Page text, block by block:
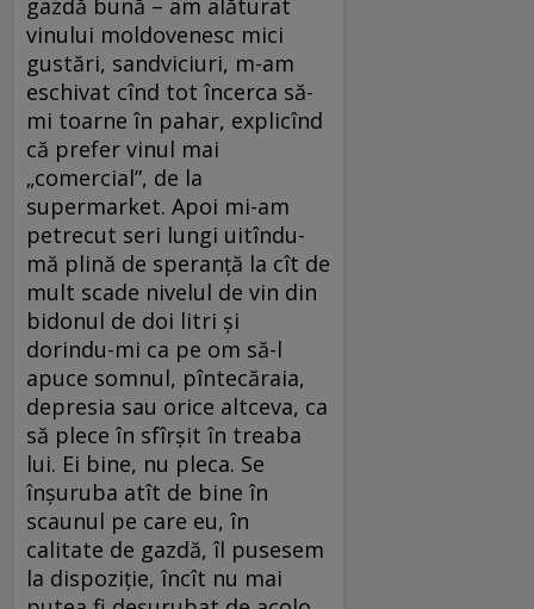
vinului moldovenesc mici
gustări, sandviciuri, m-am
eschivat cînd tot încerca să-
mi toarne în pahar, explicînd
că prefer vinul mai
„comercial”, de la
supermarket. Apoi mi-am
petrecut seri lungi uitîndu-
mă plină de speranță la cît de
mult scade nivelul de vin din
bidonul de doi litri și
dorindu-mi ca pe om să-l
apuce somnul, pîntecăraia,
depresia sau orice altceva, ca
să plece în sfîrșit în treaba
lui. Ei bine, nu pleca. Se
înșuruba atît de bine în
scaunul pe care eu, în
calitate de gazdă, îl pusesem
la dispoziție, încît nu mai